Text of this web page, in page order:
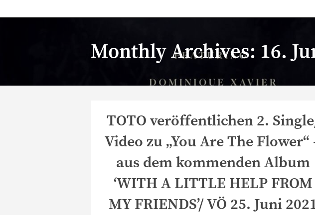
Monthly Archives: 16.
TOTO veröffentlichen 2.
Video zu „You Are The Flower“
aus dem kommenden Album
‘WITH A LITTLE HELP FROM
MY FRIENDS’/ VÖ 25. Juni